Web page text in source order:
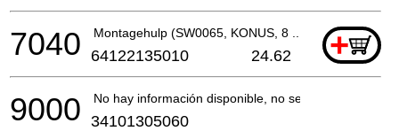
Montagehulp (SW0065, KONUS, 8 ... 11 MM)
+
7040 64122135010 24.62
No hay información disponible, no se puede pedir
9000 34101305060